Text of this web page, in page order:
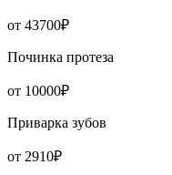
от 43700₽
Починка протеза
от 10000₽
Приварка зубов
от 2910₽